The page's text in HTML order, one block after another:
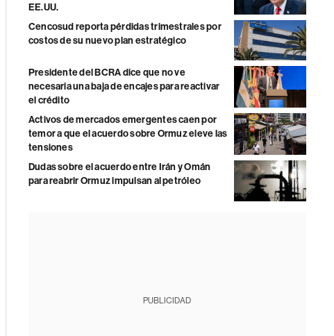
EE.UU.
Cencosud reporta pérdidas trimestrales por
costos de su nuevo plan estratégico
Presidente del BCRA dice que no ve
necesaria una baja de encajes para reactivar
el crédito
Activos de mercados emergentes caen por
temor a que el acuerdo sobre Ormuz eleve las
tensiones
Dudas sobre el acuerdo entre Irán y Omán
para reabrir Ormuz impulsan al petróleo
PUBLICIDAD